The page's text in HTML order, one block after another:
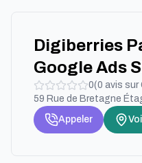
Digiberries
Google Ads
0(0 avis sur
59 Rue de Bretagne
Appeler